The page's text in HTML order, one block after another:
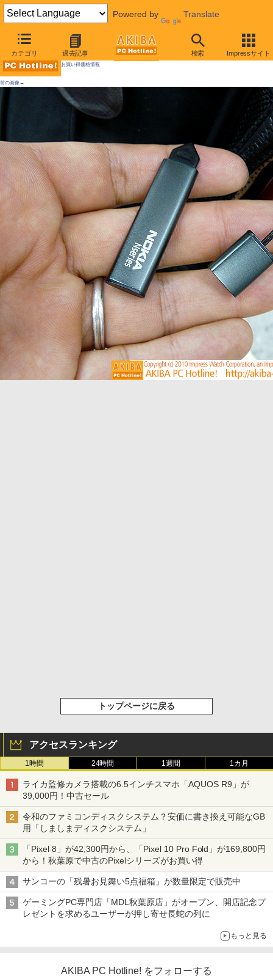
Powered by Translate
カテゴリ 過去記事 検索 Impressサイト
AKIBA PC Hotline! 2010年7月10日号
お買い得価格情報
前の画像←
トップページに戻る
アクセスランキング
1時間 24時間 1週間 1カ月
ライカ監修カメラ搭載の6.5インチスマホ「AQUOS R9」が
39,000円！中古セール
令和のファミコンディスクシステム？安価に書き換え可能なGB
用「しましまディスクシステム」
「Pixel 8」が42,300円から、「Pixel 10 Pro Fold」が169,800円
から！秋葉原で中古のPixelシリーズがお買い得
サンコーの「残暑お見舞い5点福箱」が数量限定で販売中
ゲーミングPC専門店「MDL秋葉原店」がオープン、開店記念プ
レゼントを求めるユーザーが押し寄せ長蛇の列に
もっと見る
AKIBA PC Hotline! をフォローする